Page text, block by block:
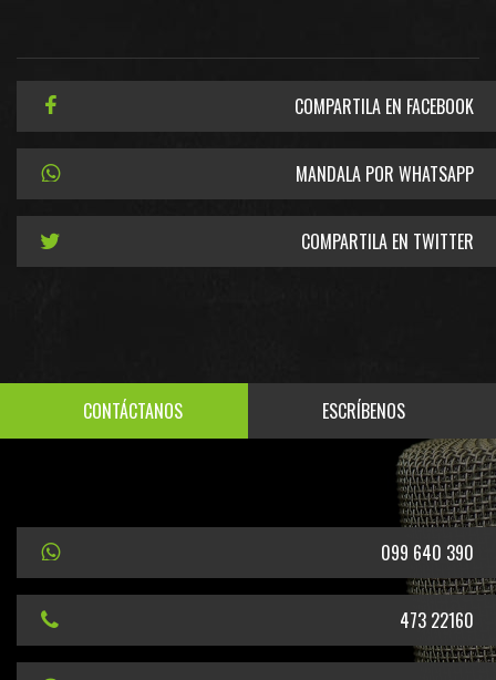
COMPARTILA EN FACEBOOK
MANDALA POR WHATSAPP
COMPARTILA EN TWITTER
CONTÁCTANOS ESCRÍBENOS
099 640 390
473 22160